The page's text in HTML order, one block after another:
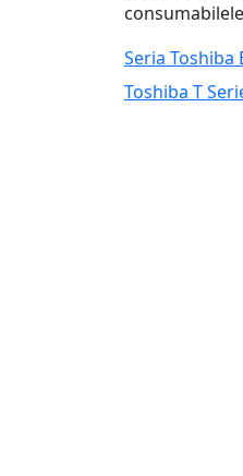
Seria Toshiba
Toshiba T